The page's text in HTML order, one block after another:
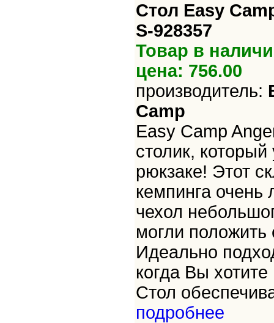
Стол Easy
S-928357
Товар в
цена: 756.00
производитель:
Camp
Easy Camp
столик,
рюкзаке! Этот
кемпинга очень
чехол
могли положить
Идеально
когда Вы
Стол
подробнее